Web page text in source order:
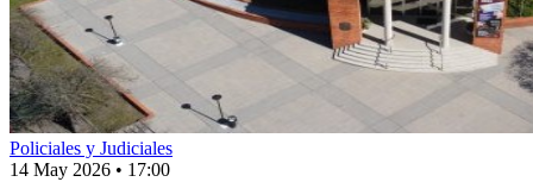
Policiales y Judiciales
14 May 2026 • 17:00